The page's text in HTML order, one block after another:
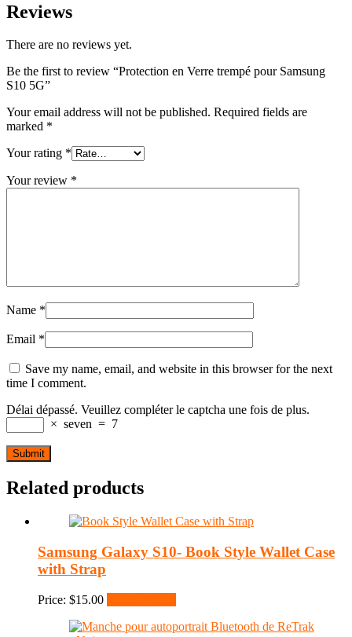
Reviews
There are no reviews yet.
Be the first to review “Protection en Verre trempé pour Samsung
S10 5G”
Your email address will not be published. Required fields are
marked *
Your rating *
Your review *
Name *
Email *
Save my name, email, and website in this browser for the next
time I comment.
Délai dépassé. Veuillez compléter le captcha une fois de plus.
× seven = 7
Related products
Samsung Galaxy S10- Book Style Wallet Case
with Strap
Price: $15.00